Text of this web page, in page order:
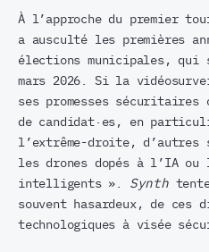
À l’approche du premier
a ausculté les premières
élections municipales,
mars 2026. Si la
ses promesses sécuritaires
de candidat·es, en
l’extrême-droite, d’autres
les drones dopés à l’IA ou
intelligents ». Synth
souvent hasardeux, de ces
technologiques à visée